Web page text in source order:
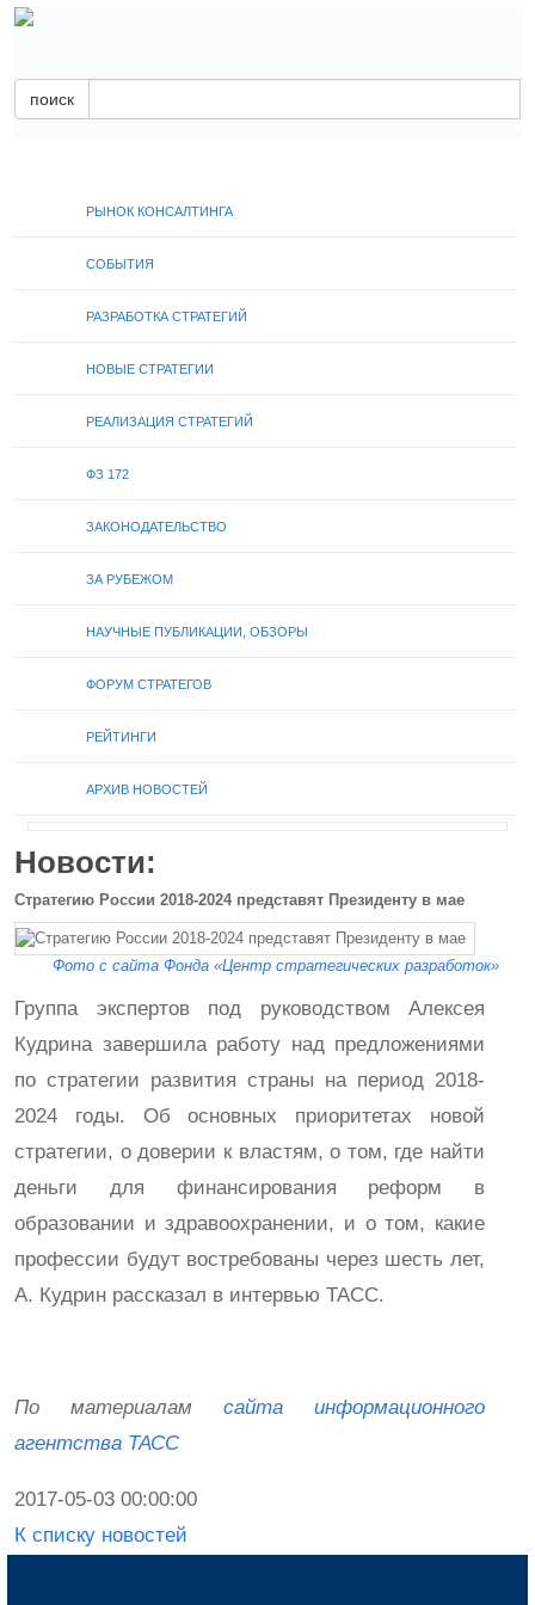
поиск
РЫНОК КОНСАЛТИНГА
СОБЫТИЯ
РАЗРАБОТКА СТРАТЕГИЙ
НОВЫЕ СТРАТЕГИИ
РЕАЛИЗАЦИЯ СТРАТЕГИЙ
ФЗ 172
ЗАКОНОДАТЕЛЬСТВО
ЗА РУБЕЖОМ
НАУЧНЫЕ ПУБЛИКАЦИИ, ОБЗОРЫ
ФОРУМ СТРАТЕГОВ
РЕЙТИНГИ
АРХИВ НОВОСТЕЙ
Новости:
Стратегию России 2018-2024 представят Президенту в мае
Фото с сайта Фонда «Центр стратегических разработок»
Группа экспертов под руководством Алексея
Кудрина завершила работу над предложениями
по стратегии развития страны на период 2018-
2024 годы. Об основных приоритетах новой
стратегии, о доверии к властям, о том, где найти
деньги для финансирования реформ в
образовании и здравоохранении, и о том, какие
профессии будут востребованы через шесть лет,
А. Кудрин рассказал в интервью ТАСС.
По материалам сайта информационного
агентства ТАСС
2017-05-03 00:00:00
К списку новостей